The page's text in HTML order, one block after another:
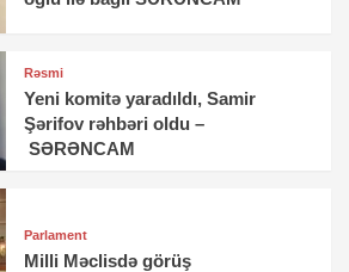
Rəsmi
Yeni komitə yaradıldı, Samir
Şərifov rəhbəri oldu –
SƏRƏNCAM
Parlament
Milli Məclisdə görüş